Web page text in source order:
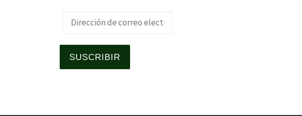
Dirección de correo electrónico
SUSCRIBIR